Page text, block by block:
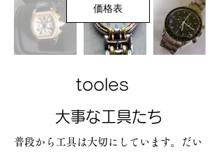
価格表
tooles
​大事な工具たち
普段から工具は大切にしています。
だい